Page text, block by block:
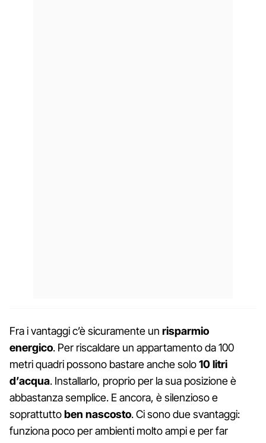
Fra i vantaggi c’è sicuramente un risparmio
energico. Per riscaldare un appartamento da 100
metri quadri possono bastare anche solo10 litri
d’acqua. Installarlo, proprio per la sua posizione è
abbastanza semplice. E ancora, è silenzioso e
soprattuttoben nascosto. Ci sono due svantaggi:
funziona poco per ambienti molto ampi e per far